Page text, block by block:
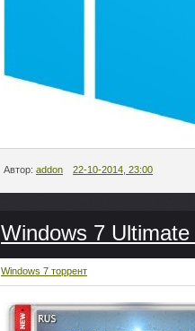
Автор: addon 22-10-2014, 23:00
Windows 7
Windows 7 торрент